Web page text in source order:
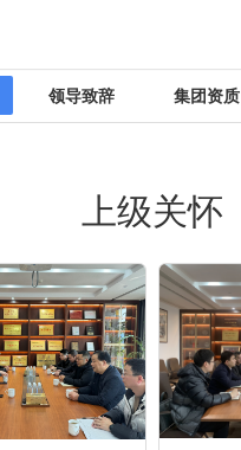
领导致辞 集团资质
上级关怀